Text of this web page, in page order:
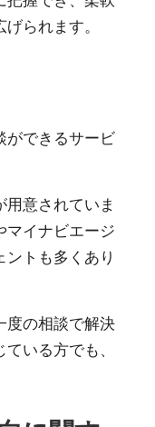
られます。
ができるサービ
意されていま
マイナビエージ
トも多くあり
度の相談で解決
いる方でも、